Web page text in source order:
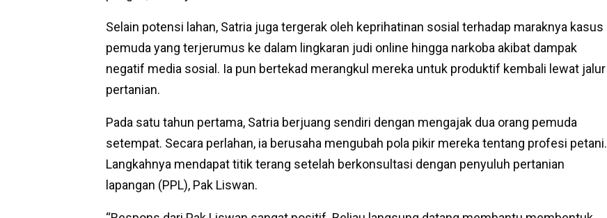
Selain potensi lahan, Satria juga tergerak oleh keprihatinan sosial terhadap maraknya kasus
pemuda yang terjerumus ke dalam lingkaran judi online hingga narkoba akibat dampak
negatif media sosial. Ia pun bertekad merangkul mereka untuk produktif kembali lewat jalur
pertanian.
Pada satu tahun pertama, Satria berjuang sendiri dengan mengajak dua orang pemuda
setempat. Secara perlahan, ia berusaha mengubah pola pikir mereka tentang profesi petani.
Langkahnya mendapat titik terang setelah berkonsultasi dengan penyuluh pertanian
lapangan (PPL), Pak Liswan.